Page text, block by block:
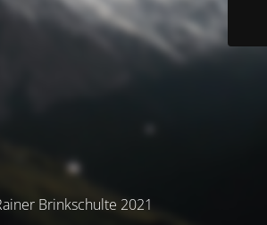
Brinkschulte 2021